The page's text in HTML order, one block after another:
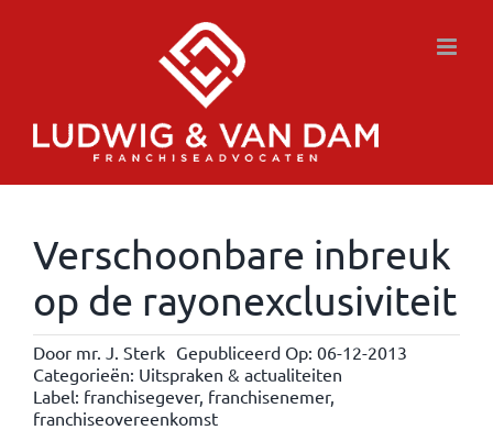
Verschoonbare inbreuk
op de rayonexclusiviteit
Door mr. J. Sterk Gepubliceerd Op: 06-12-2013
Categorieën: Uitspraken & actualiteiten
Label: franchisegever, franchisenemer,
franchiseovereenkomst